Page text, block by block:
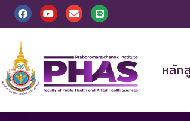
Skip F
a
c
b
o
o
k
Y
o
u
b
e
E
n
v
o
p
e
L
i
n
หลัก